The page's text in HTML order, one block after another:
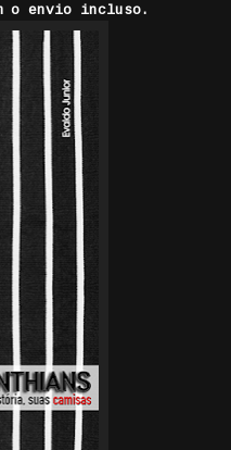
o envio incluso.